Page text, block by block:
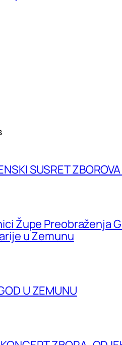
SUSRET
Župe Preobraženja
u Zemunu
U ZEMUNU